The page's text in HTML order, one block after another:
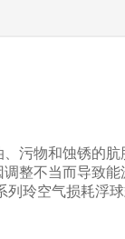
污物和蚀锈的
整不当而导致
玲空气损耗浮